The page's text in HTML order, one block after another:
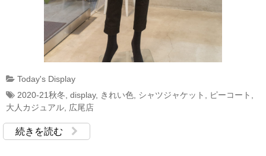
Today's Display
2020-21秋冬 display, きれい色 シャツジャケット ピーコート
大人カジュアル 広尾店
続きを読む